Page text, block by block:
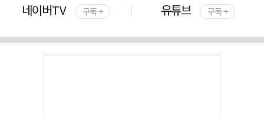
네이버TV 구독 + 유튜브 구독 +